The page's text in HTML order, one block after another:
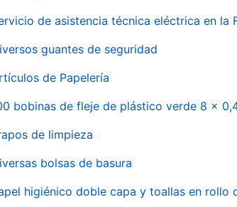
de asistencia técnica eléctrica en la
guantes de seguridad
de Papelería
bobinas de fleje de plástico verde 8 x
de limpieza
bolsas de basura
higiénico doble capa y toallas en rollo